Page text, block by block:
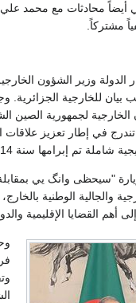
محادثات مع محمد علي
مشتركاً.
الدولة وزير الشؤون
للخارجية الجزائرية.
لجمهورية الصين
في إطار تعزيز علاقات
شاملة تم إبرامها سنة 2014."
"سيحظى وانگ يي
والجالية الوطنية بالخارج،
أهم القضايا الإقليمية